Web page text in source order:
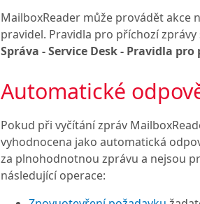
MailboxReader může provádět akce
pravidel. Pravidla pro příchozí
Správa - Service Desk - Pravidla
Automatické
Pokud při vyčítání zpráv
vyhodnocena jako automatická
za plnohodnotnou zprávu a nejsou
následující operace: